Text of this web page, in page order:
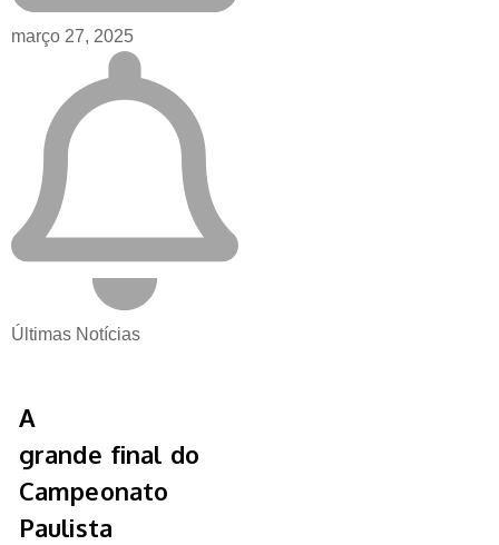
março 27, 2025
Últimas Notícias
A
grande final do
Campeonato
Paulista